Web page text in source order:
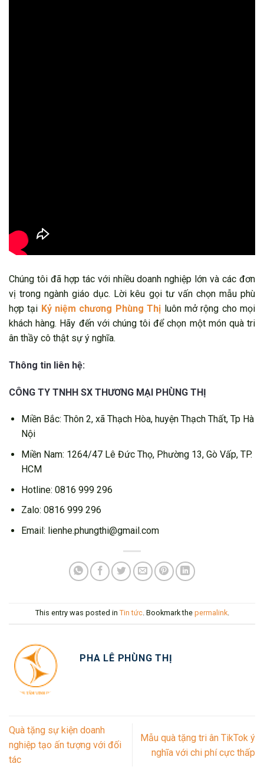
Chúng tôi đã hợp tác với nhiều doanh nghiệp lớn và các đơn
vị trong ngành giáo dục. Lời kêu gọi tư vấn chọn mẫu phù
hợp tại Kỷ niệm chương Phùng Thị luôn mở rộng cho mọi
khách hàng. Hãy đến với chúng tôi để chọn một món quà tri
ân thầy cô thật sự ý nghĩa.
Thông tin liên hệ:
CÔNG TY TNHH SX THƯƠNG MẠI PHÙNG THỊ
Miền Bắc: Thôn 2, xã Thạch Hòa, huyện Thạch Thất, Tp Hà
Nội
Miền Nam: 1264/47 Lê Đức Thọ, Phường 13, Gò Vấp, TP.
HCM
Hotline: 0816 999 296
Zalo: 0816 999 296
Email: lienhe.phungthi@gmail.com
This entry was posted in Tin tức. Bookmark the permalink.
PHA LÊ PHÙNG THỊ
Quà tặng sự kiện doanh
nghiệp tạo ấn tượng với đối
tác
Mẫu quà tặng tri ân TikTok ý
nghĩa với chi phí cực thấp